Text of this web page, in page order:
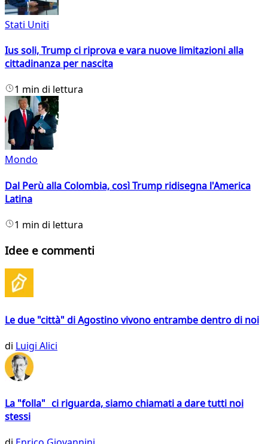
Stati Uniti
Ius soli, Trump ci riprova e vara nuove limitazioni alla
cittadinanza per nascita
1 min di lettura
Mondo
Dal Perù alla Colombia, così Trump ridisegna l'America
Latina
1 min di lettura
Idee e commenti
Le due "città" di Agostino vivono entrambe dentro di noi
di Luigi Alici
La "folla" ci riguarda, siamo chiamati a dare tutti noi
stessi